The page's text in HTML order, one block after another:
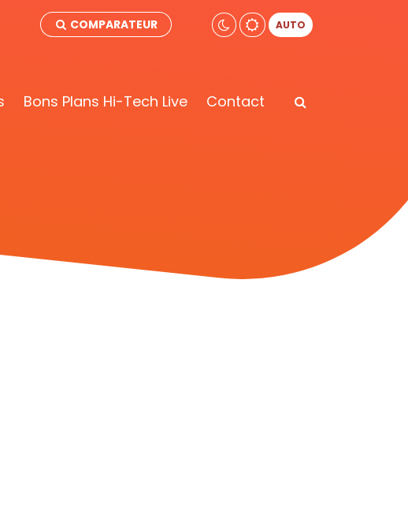
COMPARATEUR AUTO
Bons Plans Hi-Tech Live Contact